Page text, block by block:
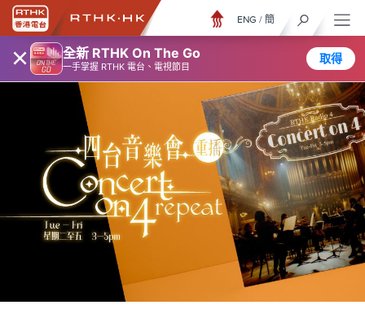
× 全新 RTHK On The Go
一手掌握 RTHK 電台、電視節目
取得
ENG / 簡